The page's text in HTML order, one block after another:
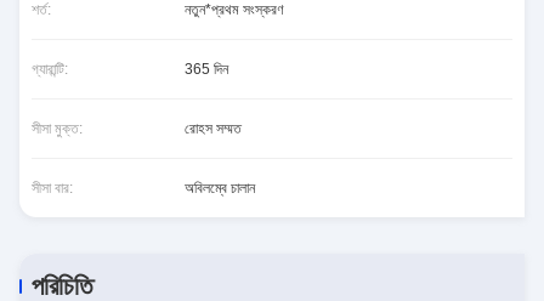
শর্ত: নতুন*প্রথম সংস্করণ
গ্যারান্টি: 365 দিন
সীসা মুক্ত: রোহস সম্মত
সীসা বার: অবিলম্বে চালান
পরিচিতি